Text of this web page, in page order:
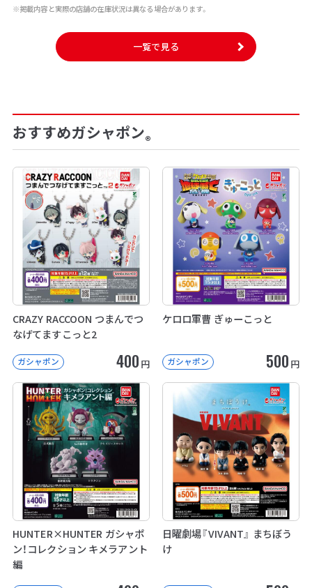
※掲載内容と実際の店舗の在庫状況は異なる場合があります。
一覧で見る
おすすめガシャポン®
CRAZY RACCOON つまんでつ
なげてますこっと2
ガシャポン 400 円
ケロロ軍曹 ぎゅーこっと
ガシャポン 500 円
HUNTER×HUNTER ガシャポ
ン！コレクション キメラアント
編
日曜劇場『VIVANT』 まちぼう
け